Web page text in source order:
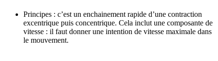
Principes : c’est un enchainement rapide d’une contraction
excentrique puis concentrique. Cela inclut une composante de
vitesse : il faut donner une intention de vitesse maximale dans
le mouvement.